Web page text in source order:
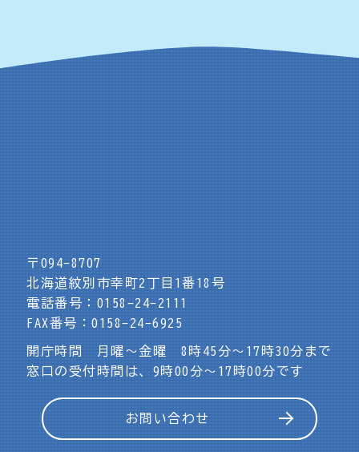
〒094-8707
北海道紋別市幸町2丁目1番18号
電話番号：0158-24-2111
FAX番号：0158-24-6925
開庁時間 月曜～金曜 8時45分～17時30分まで
窓口の受付時間は、9時00分～17時00分です
お問い合わせ